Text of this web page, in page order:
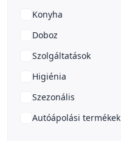
Konyha
Doboz
Szolgáltatások
Higiénia
Szezonális
Autóápolási termékek